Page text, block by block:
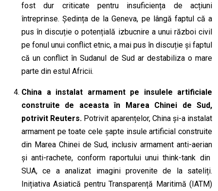
fost dur criticate pentru insuficiența de acțiuni
întreprinse. Ședința de la Geneva, pe lângă faptul că a
pus în discuție o potențială izbucnire a unui război civil
pe fonul unui conflict etnic, a mai pus în discuție și faptul
că un conflict în Sudanul de Sud ar destabiliza o mare
parte din estul Africii.
China a instalat armament pe insulele artificiale
construite de aceasta în Marea Chinei de Sud,
potrivit Reuters. Potrivit aparențelor, China și-a instalat
armament pe toate cele șapte insule artificial construite
din Marea Chinei de Sud, inclusiv armament anti-aerian
și anti-rachete, conform raportului unui think-tank din
SUA, ce a analizat imagini provenite de la sateliți.
Inițiativa Asiatică pentru Transparență Maritimă (IATM)